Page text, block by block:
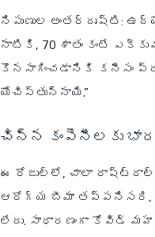
నిపుణుల అంతర్దృష్టి:
నాటికి, 70 శాతం కంటే
కొనసాగించడానికి కనీసం
యోచిస్తున్నాయి.”
చిన్న కంపెనీలకు
ఈ రోజుల్లో, చాలా
ఆరోగ్య బీమా తప్పనిసరి,
లేదు. సాధారణంగా కోవిడ్